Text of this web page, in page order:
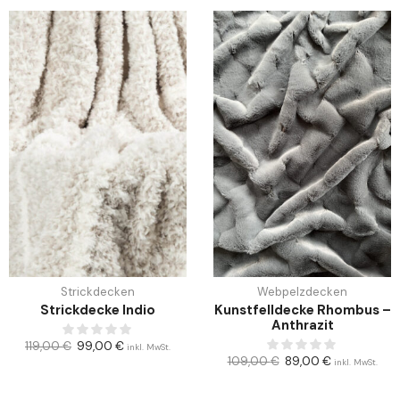
Strickdecken
Strickdecke Indio
119,00€ 99,00 € inkl. MwSt.
Webpelzdecken
Kunstfelldecke Rhombus –
Anthrazit
109,00€ 89,00 € inkl. MwSt.